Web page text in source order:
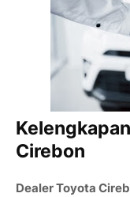
Cirebon
Dealer Toyota